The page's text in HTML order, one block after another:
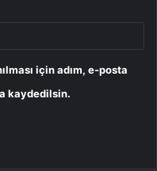
için adım, e-posta
kaydedilsin.